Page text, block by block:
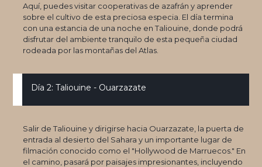
Aquí, puedes visitar cooperativas de azafrán y aprender
sobre el cultivo de esta preciosa especia. El día termina
con una estancia de una noche en Taliouine, donde podrá
disfrutar del ambiente tranquilo de esta pequeña ciudad
rodeada por las montañas del Atlas.
Día 2: Taliouine - Ouarzazate
Salir de Taliouine y dirigirse hacia Ouarzazate, la puerta de
entrada al desierto del Sahara y un importante lugar de
filmación conocido como el "Hollywood de Marruecos." En
el camino, pasará por paisajes impresionantes, incluyendo